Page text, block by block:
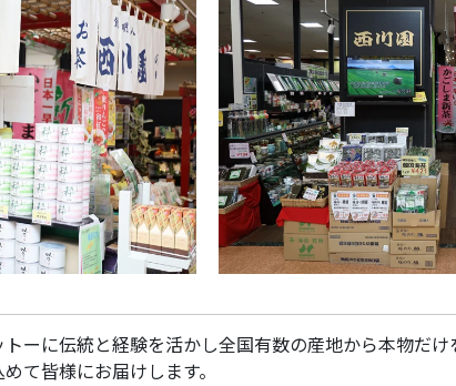
ーに伝統と経験を活かし全国有数の産地から本物だ
て皆様にお届けします。